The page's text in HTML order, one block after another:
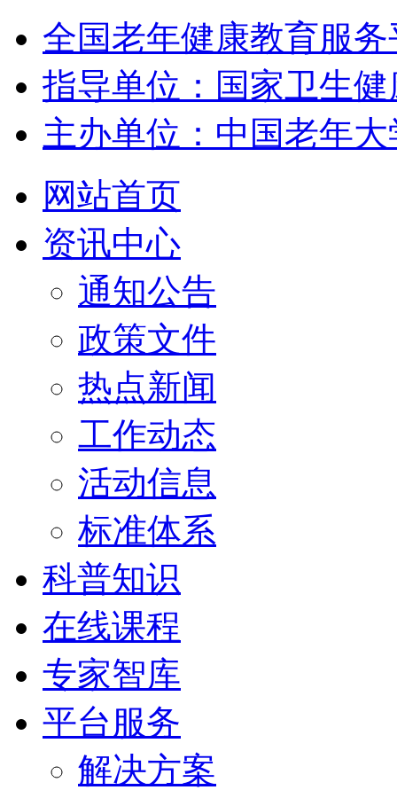
全国老年健康教育服务
指导单位：国家卫生
主办单位：中国老年
网站首页
资讯中心
通知公告
政策文件
热点新闻
工作动态
活动信息
标准体系
科普知识
在线课程
专家智库
平台服务
解决方案